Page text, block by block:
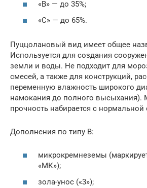
«B» — до 35%;
«C» — до 65%.
Пуццолановый вид имеет общее
Используется для создания
земли и воды. Не подходит для
смесей, а также для конструкций,
переменную влажность широкого
намокания до полного высыхания).
прочность набирается с нормальной
Дополнения по типу В:
микрокремнеземы
«МК»);
зола-унос («3»);